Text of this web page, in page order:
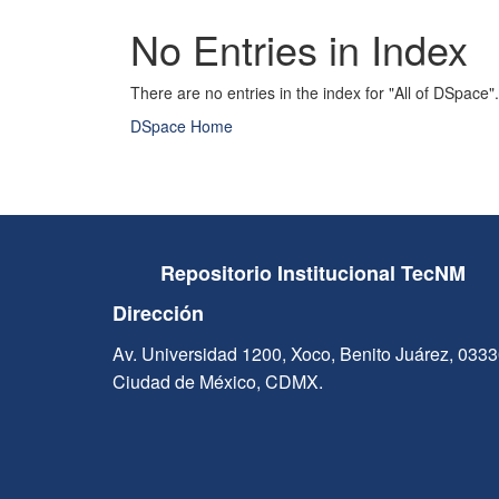
No Entries in Index
There are no entries in the index for "All of DSpace".
DSpace Home
Repositorio Institucional TecNM
Dirección
Av. Universidad 1200, Xoco, Benito Juárez,
Ciudad de México, CDMX.